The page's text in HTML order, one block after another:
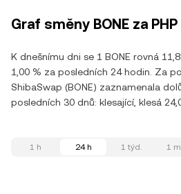
Graf směny BONE za PHP
K dnešnímu dni se 1 BONE rovná
1,00 % za posledních 24 hodin. Za
ShibaSwap (BONE) zaznamenala
posledních 30 dnů: klesající, klesá
1 h 24 h 1 týd. 1